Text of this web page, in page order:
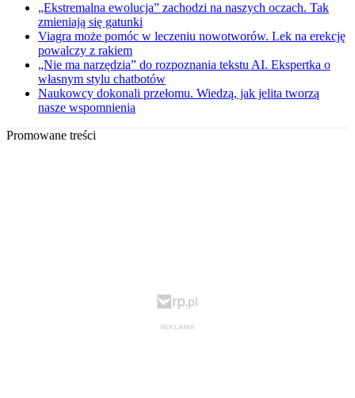
„Ekstremalna ewolucja” zachodzi na naszych oczach. Tak
zmieniają się gatunki
Viagra może pomóc w leczeniu nowotworów. Lek na erekcję
powalczy z rakiem
„Nie ma narzędzia” do rozpoznania tekstu AI. Ekspertka o
własnym stylu chatbotów
Naukowcy dokonali przełomu. Wiedzą, jak jelita tworzą
nasze wspomnienia
Promowane treści